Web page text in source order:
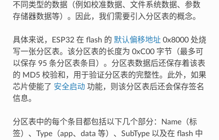
不同类型的数据（例如校准数据、文件系统数据、参数
存储器数据等）。因此，我们需要引入分区表的概念。
具体来说，ESP32 在 flash 的 默认偏移地址0x8000 处烧
写一张分区表。该分区表的长度为 0xC00 字节（最多可
以保存 95 条分区表条目）。分区表数据后还保存着该表
的 MD5 校验和，用于验证分区表的完整性。此外，如果
芯片使能了 安全启动功能，则该分区表后还会保存签名
信息。
分区表中的每个条目都包括以下几个部分：Name（标
签）、Type（app、data 等）、SubType 以及在 flash 中